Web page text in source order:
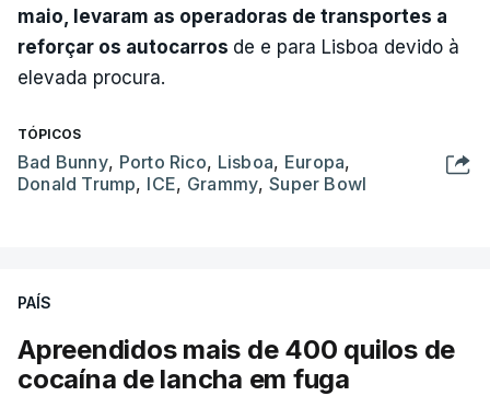
maio, levaram as operadoras de transportes a
reforçar os autocarros de e para Lisboa devido à
elevada procura.
TÓPICOS
Bad Bunny, Porto Rico, Lisboa, Europa,
Donald Trump, ICE, Grammy,Super Bowl
PAÍS
Apreendidos mais de 400 quilos de
cocaína de lancha em fuga